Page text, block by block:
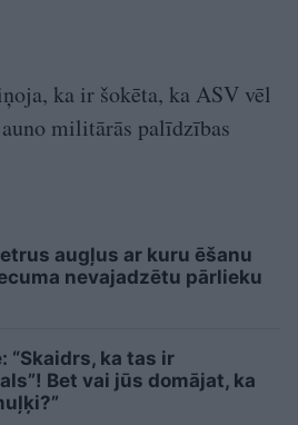
ka ir šokēta, ka ASV vēl
militārās palīdzības
augļus ar kuru ēšanu
nevajadzētu pārlieku
“Skaidrs, ka tas ir
Bet vai jūs domājat, ka